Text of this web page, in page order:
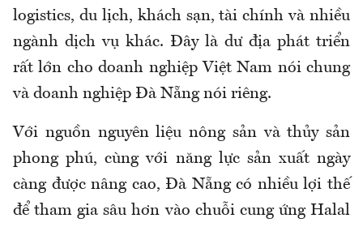
logistics, du lịch, khách sạn, tài chính và nhiều
ngành dịch vụ khác. Đây là dư địa phát triển
rất lớn cho doanh nghiệp Việt Nam nói chung
và doanh nghiệp Đà Nẵng nói riêng.
Với nguồn nguyên liệu nông sản và thủy sản
phong phú, cùng với năng lực sản xuất ngày
càng được nâng cao, Đà Nẵng có nhiều lợi thế
để tham gia sâu hơn vào chuỗi cung ứng Halal